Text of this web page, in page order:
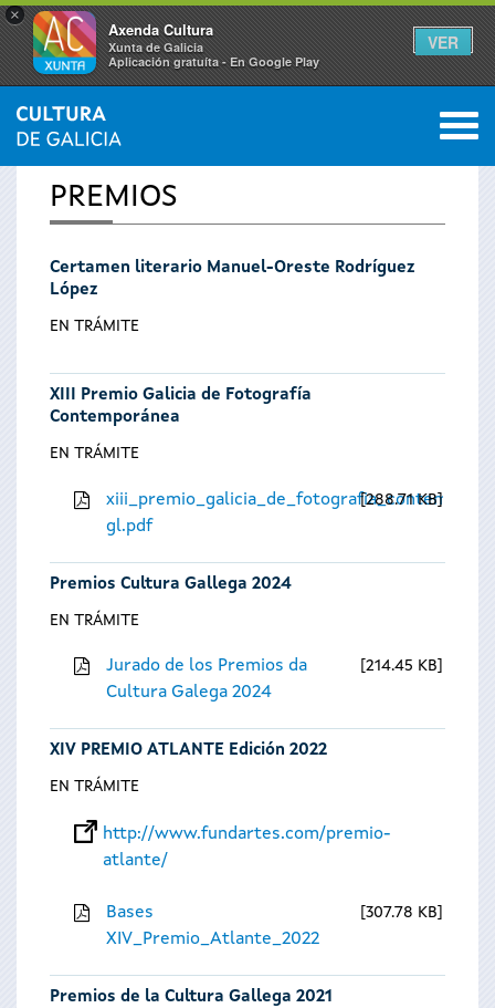
×
Axenda Cultura
Xunta de Galicia
Aplicación gratuíta - En Google Play
VER
Se
encuentra
usted
aquí
INICIO 0
PREMIOS
Certamen literario Manuel-Oreste Rodríguez
López
EN TRÁMITE
XIII Premio Galicia de Fotografía
Contemporánea
EN TRÁMITE
gl.pdf
288.71 KB
Premios Cultura Gallega 2024
EN TRÁMITE
Jurado de los Premios da
Cultura Galega 2024
214.45 KB
XIV PREMIO ATLANTE Edición 2022
EN TRÁMITE
http://www.fundartes.com/premio-
atlante/
Bases
XIV_Premio_Atlante_2022
307.78 KB
Premios de la Cultura Gallega 2021